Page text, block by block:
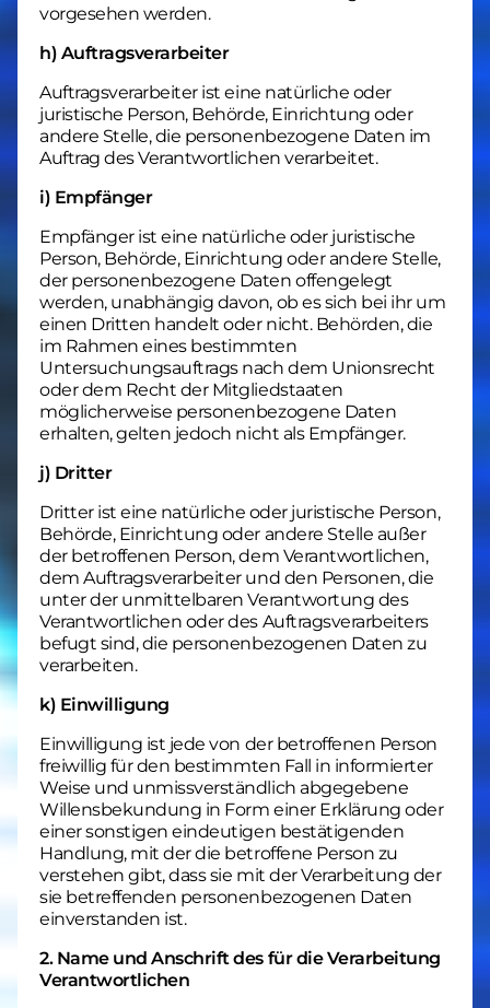
vorgesehen werden.
h) Auftragsverarbeiter
Auftragsverarbeiter ist eine natürliche oder
juristische Person, Behörde, Einrichtung oder
andere Stelle, die personenbezogene Daten im
Auftrag des Verantwortlichen verarbeitet.
i) Empfänger
Empfänger ist eine natürliche oder juristische
Person, Behörde, Einrichtung oder andere Stelle,
der personenbezogene Daten offengelegt
werden, unabhängig davon, ob es sich bei ihr um
einen Dritten handelt oder nicht. Behörden, die
im Rahmen eines bestimmten
Untersuchungsauftrags nach dem Unionsrecht
oder dem Recht der Mitgliedstaaten
möglicherweise personenbezogene Daten
erhalten, gelten jedoch nicht als Empfänger.
j) Dritter
Dritter ist eine natürliche oder juristische Person,
Behörde, Einrichtung oder andere Stelle außer
der betroffenen Person, dem Verantwortlichen,
dem Auftragsverarbeiter und den Personen, die
unter der unmittelbaren Verantwortung des
Verantwortlichen oder des Auftragsverarbeiters
befugt sind, die personenbezogenen Daten zu
verarbeiten.
k) Einwilligung
Einwilligung ist jede von der betroffenen Person
freiwillig für den bestimmten Fall in informierter
Weise und unmissverständlich abgegebene
Willensbekundung in Form einer Erklärung oder
einer sonstigen eindeutigen bestätigenden
Handlung, mit der die betroffene Person zu
verstehen gibt, dass sie mit der Verarbeitung der
sie betreffenden personenbezogenen Daten
einverstanden ist.
2. Name und Anschrift des für die Verarbeitung
Verantwortlichen